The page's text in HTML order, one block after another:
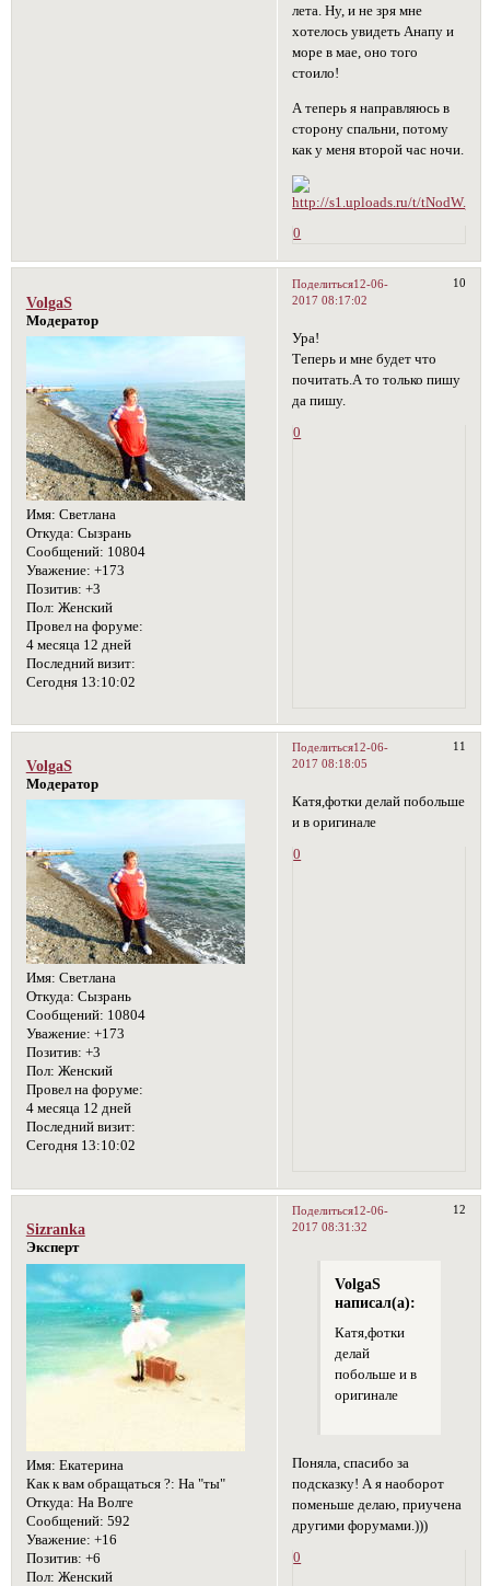
лета. Ну, и не зря мне
хотелось увидеть Анапу и
море в мае, оно того
стоило!
А теперь я направляюсь в
сторону спальни, потому
как у меня второй час ночи.
0
Поделиться 10
12-06-
2017 08:17:02
VolgaS
Модератор
Имя: Светлана
Откуда: Сызрань
Сообщений: 10804
Уважение: +173
Позитив: +3
Пол: Женский
Провел на форуме:
4 месяца 12 дней
Последний визит:
Сегодня 13:10:02
Ура!
Теперь и мне будет что
почитать.А то только пишу
да пишу.
0
Поделиться 11
12-06-
2017 08:18:05
VolgaS
Модератор
Имя: Светлана
Откуда: Сызрань
Сообщений: 10804
Уважение: +173
Позитив: +3
Пол: Женский
Провел на форуме:
4 месяца 12 дней
Последний визит:
Сегодня 13:10:02
Катя,фотки делай побольше
и в оригинале
0
Поделиться 12
12-06-
2017 08:31:32
Sizranka
Эксперт
Имя: Екатерина
Как к вам обращаться ?: На "ты"
Откуда: На Волге
Сообщений: 592
Уважение: +16
Позитив: +6
Пол: Женский
VolgaS
написал(а):
Катя,фотки
делай
побольше и в
оригинале
Поняла, спасибо за
подсказку! А я наоборот
поменьше делаю, приучена
другими форумами.)))
0